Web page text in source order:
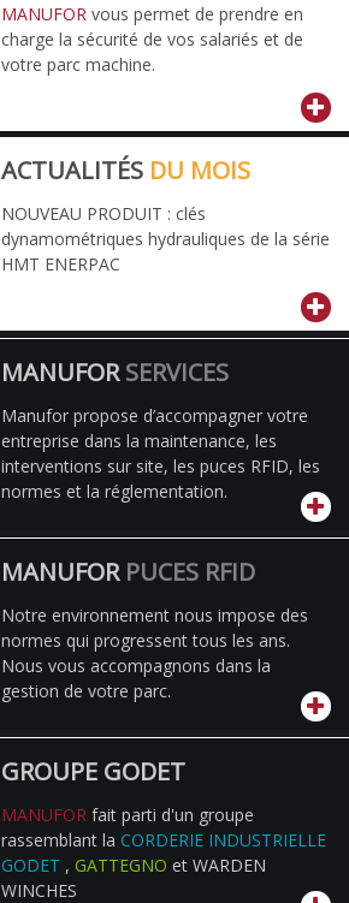
MANUFOR vous permet de prendre en
charge la sécurité de vos salariés et de
votre parc machine.
ACTUALITÉS DU MOIS
NOUVEAU PRODUIT : clés
dynamométriques hydrauliques de la série
HMT ENERPAC
MANUFORSERVICES
Manufor propose d’accompagner votre
entreprise dans la maintenance, les
interventions sur site, les puces RFID, les
normes et la réglementation.
MANUFOR PUCES RFID
Notre environnement nous impose des
normes qui progressent tous les ans.
Nous vous accompagnons dans la
gestion de votre parc.
GROUPE GODET
MANUFOR fait parti d'un groupe
rassemblant la CORDERIE INDUSTRIELLE
GODET , GATTEGNO et WARDEN
WINCHES